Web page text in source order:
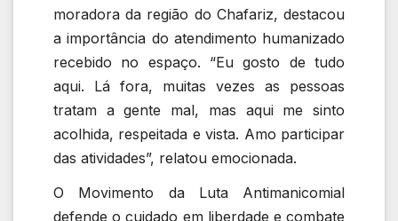
moradora da região do Chafariz, destacou
a importância do atendimento humanizado
recebido no espaço. “Eu gosto de tudo
aqui. Lá fora, muitas vezes as pessoas
tratam a gente mal, mas aqui me sinto
acolhida, respeitada e vista. Amo participar
das atividades”, relatou emocionada.
O Movimento da Luta Antimanicomial
defende o cuidado em liberdade e combate